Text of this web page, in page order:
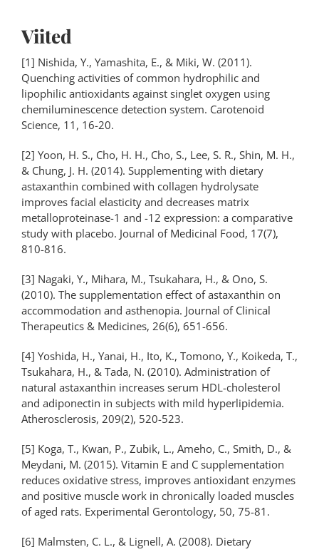
Viited
[1] Nishida, Y., Yamashita, E., & Miki, W. (2011).
Quenching activities of common hydrophilic and
lipophilic antioxidants against singlet oxygen using
chemiluminescence detection system. Carotenoid
Science, 11, 16-20.
[2] Yoon, H. S., Cho, H. H., Cho, S., Lee, S. R., Shin, M. H.,
& Chung, J. H. (2014). Supplementing with dietary
astaxanthin combined with collagen hydrolysate
improves facial elasticity and decreases matrix
metalloproteinase-1 and -12 expression: a comparative
study with placebo. Journal of Medicinal Food, 17(7),
810-816.
[3] Nagaki, Y., Mihara, M., Tsukahara, H., & Ono, S.
(2010). The supplementation effect of astaxanthin on
accommodation and asthenopia. Journal of Clinical
Therapeutics & Medicines, 26(6), 651-656.
[4] Yoshida, H., Yanai, H., Ito, K., Tomono, Y., Koikeda, T.,
Tsukahara, H., & Tada, N. (2010). Administration of
natural astaxanthin increases serum HDL-cholesterol
and adiponectin in subjects with mild hyperlipidemia.
Atherosclerosis, 209(2), 520-523.
[5] Koga, T., Kwan, P., Zubik, L., Ameho, C., Smith, D., &
Meydani, M. (2015). Vitamin E and C supplementation
reduces oxidative stress, improves antioxidant enzymes
and positive muscle work in chronically loaded muscles
of aged rats. Experimental Gerontology, 50, 75-81.
[6] Malmsten, C. L., & Lignell, A. (2008). Dietary